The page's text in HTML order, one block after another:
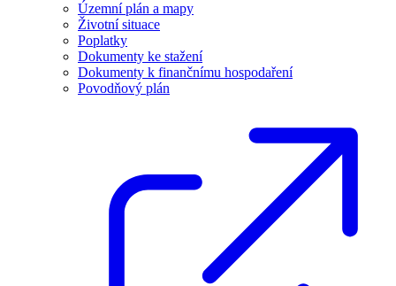
Územní plán a mapy
Životní situace
Poplatky
Dokumenty ke stažení
Dokumenty k finančnímu hospodaření
Povodňový plán